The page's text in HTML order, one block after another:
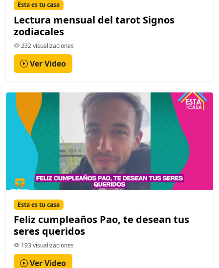
Esta es tu casa
Lectura mensual del tarot Signos
zodiacales
232 visualizaciones
Ver Video
Esta es tu casa
Feliz cumpleaños Pao, te desean tus
seres queridos
193 visualizaciones
Ver Video